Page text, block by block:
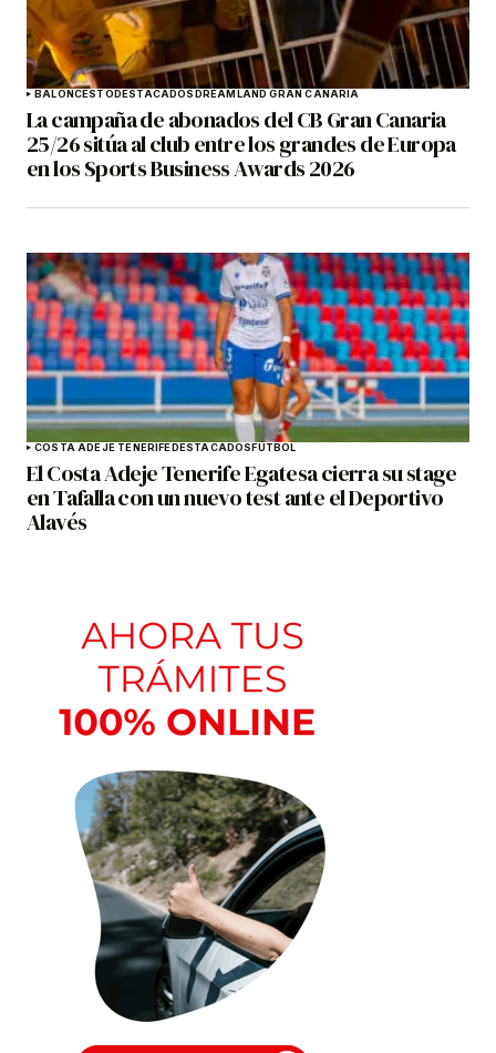
BALONCESTODESTACADOSDREAMLAND GRAN CANARIA
La campaña de abonados del CB Gran Canaria
25/26 sitúa al club entre los grandes de Europa
en los Sports Business Awards 2026
COSTA ADEJE TENERIFEDESTACADOSFÚTBOL
El Costa Adeje Tenerife Egatesa cierra su stage
en Tafalla con un nuevo test ante el Deportivo
Alavés